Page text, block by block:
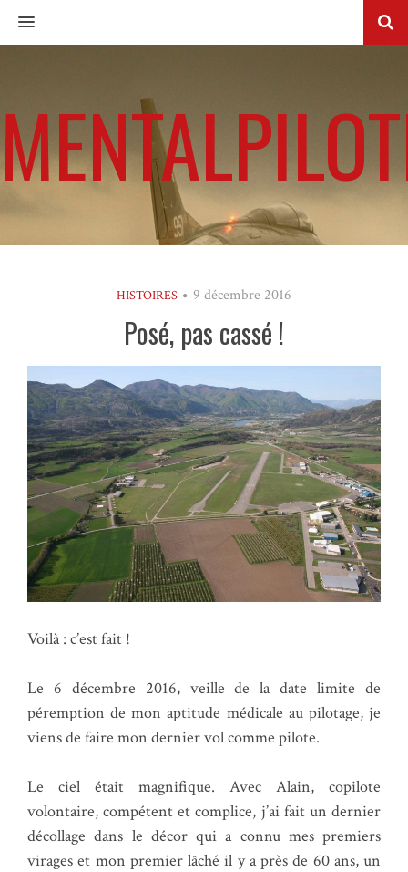
MENU
HISTOIRES 9 décembre 2016
Posé, pas cassé !
Voilà : c’est fait !
Le 6 décembre 2016, veille de la date limite de
péremption de mon aptitude médicale au pilotage, je
viens de faire mon dernier vol comme pilote.
Le ciel était magnifique. Avec Alain, copilote
volontaire, compétent et complice, j’ai fait un dernier
décollage dans le décor qui a connu mes premiers
virages et mon premier lâché il y a près de 60 ans, un